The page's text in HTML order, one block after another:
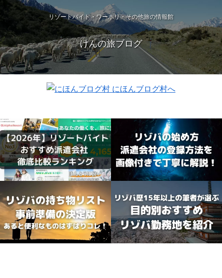
リゾートバイト・ワーホリ・その他旅の情報館
けんの旅ブログ